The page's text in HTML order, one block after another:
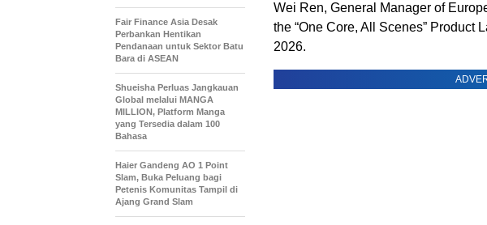
Wei Ren, General Manager of
the “One Core, All Scenes” Product
2026.
Fair Finance Asia Desak
Perbankan Hentikan
Pendanaan untuk Sektor Batu
Bara di ASEAN
Shueisha Perluas Jangkauan
Global melalui MANGA
MILLION, Platform Manga
yang Tersedia dalam 100
Bahasa
Haier Gandeng AO 1 Point
Slam, Buka Peluang bagi
Petenis Komunitas Tampil di
Ajang Grand Slam